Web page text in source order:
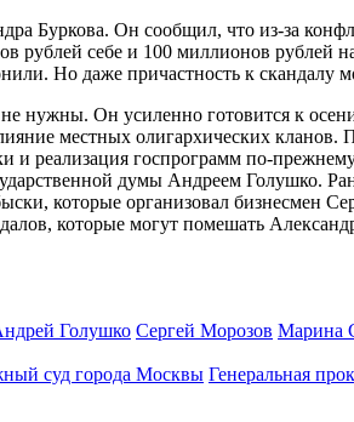
Буркова. Он сообщил, что из-за
рублей себе и 100 миллионов
Но даже причастность к скандалу
нужны. Он усиленно готовится к
местных олигархических
и реализация госпрограмм по-
думы Андреем Голушко.
которые организовал бизнесмен
которые могут помешать
Голушко Сергей Морозов Марина
суд города Москвы Генеральная